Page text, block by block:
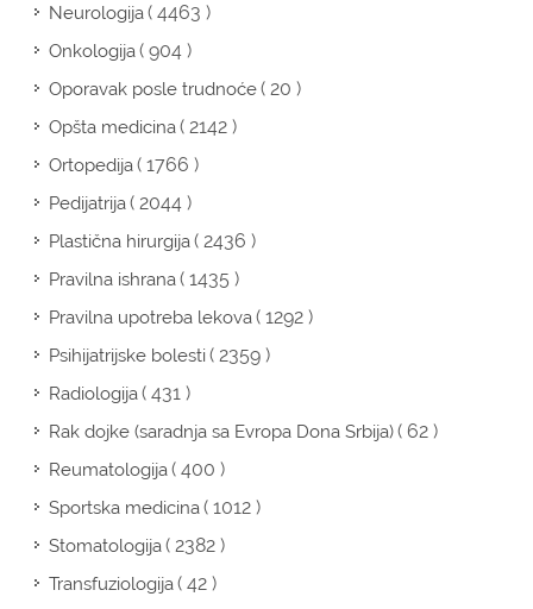
Neurologija( 4463 )
Onkologija( 904 )
Oporavak posle trudnoće( 20 )
Opšta medicina( 2142 )
Ortopedija( 1766 )
Pedijatrija( 2044 )
Plastična hirurgija( 2436 )
Pravilna ishrana( 1435 )
Pravilna upotreba lekova( 1292 )
Psihijatrijske bolesti( 2359 )
Radiologija( 431 )
Rak dojke (saradnja sa Evropa Dona Srbija)( 62 )
Reumatologija( 400 )
Sportska medicina( 1012 )
Stomatologija( 2382 )
Transfuziologija( 42 )